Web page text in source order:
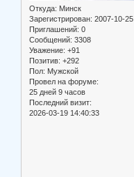
Откуда: Минск
Зарегистрирован: 2007-10-25
Приглашений: 0
Сообщений: 3308
Уважение: +91
Позитив: +292
Пол: Мужской
Провел на форуме:
25 дней 9 часов
Последний визит:
2026-03-19 14:40:33